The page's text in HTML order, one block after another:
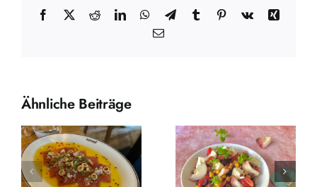
Facebook
X RedditLinkedInWhatsApp
TelegramTumblr Pinterest
Vk
Xing
E-
Ähnliche Beiträge